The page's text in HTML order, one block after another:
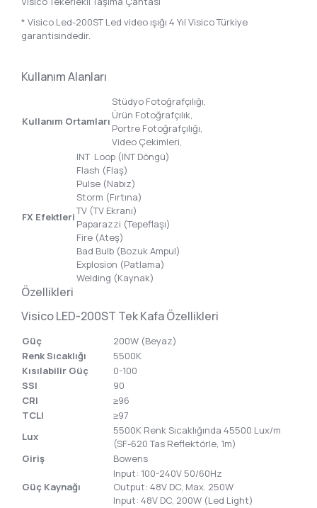
* Visico Led-200ST Led video ışığı 4 Yıl Visico Türkiye
garantisindedir.
Kullanım Alanları
Kullanım Ortamları
Stüdyo Fotoğrafçılığı,
Ürün Fotoğrafçılık,
Portre Fotoğrafçılığı,
Video Çekimleri,
FX Efektleri
INT Loop (INT Döngü)
Flash (Flaş)
Pulse (Nabız)
Storm (Fırtına)
TV (TV Ekranı)
Paparazzi (Tepeflaşı)
Fire (Ateş)
Bad Bulb (Bozuk Ampul)
Explosion (Patlama)
Welding (Kaynak)
Özellikleri
Visico LED-200ST Tek Kafa Özellikleri
Güç
200W (Beyaz)
Renk Sıcaklığı
5500K
Kısılabilir Güç
0-100
SSI
90
CRI
≥96
TCLI
≥97
Lux
5500K Renk Sıcaklığında 45500 Lux/m
(SF-620 Tas Reflektörle, 1m)
Giriş
Bowens
Güç Kaynağı
Input: 100-240V 50/60Hz
Output: 48V DC, Max. 250W
Input: 48V DC, 200W (Led Light)